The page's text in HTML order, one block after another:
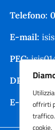
Utilizziamo i cookie per migliorare la tua esperienza di navigazione,
offrirti
cookie.
Telefono:
E-mail:
PEC:
DPO:
E-mail